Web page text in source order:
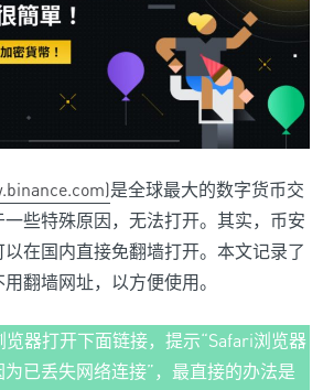
是全球最大的数字货币交
些特殊原因，无法打开。其实，币安
在国内直接免翻墙打开。本文记录了
翻墙网址，以方便使用。
览器打开下面链接，提示“Safari浏览器
已丢失网络连接”，最直接的办法是